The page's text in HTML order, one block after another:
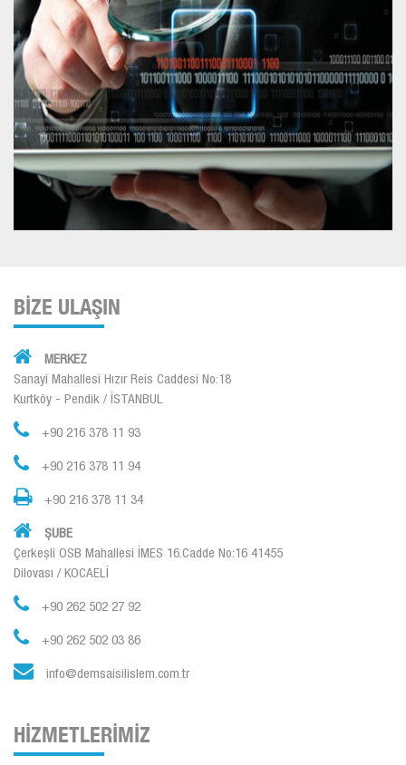
BİZE ULAŞIN
MERKEZ
Sanayi Mahallesi Hızır Reis Caddesi No:18
Kurtköy - Pendik / İSTANBUL
+90 216 378 11 93
+90 216 378 11 94
+90 216 378 11 34
ŞUBE
Çerkeşli OSB Mahallesi İMES 16.Cadde No:16 41455
Dilovası / KOCAELİ
+90 262 502 27 92
+90 262 502 03 86
info@demsaisilislem.com.tr
HİZMETLERİMİZ